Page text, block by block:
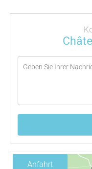
Anfahrt